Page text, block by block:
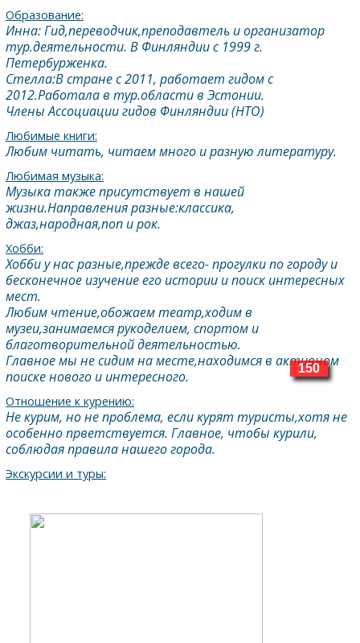
Образование:
Инна: Гид,переводчик,преподавтель и организатор
тур.деятельности. В Финляндии с 1999 г.
Петербурженка.
Стелла:В стране с 2011, работает гидом с
2012.Работала в тур.области в Эстонии.
Члены Ассоциации гидов Финляндии (HTO)
Любимые книги:
Любим читать, читаем много и разную литературу.
Любимая музыка:
Музыка также присутствует в нашей
жизни.Направления разные:классика,
джаз,народная,поп и рок.
Хобби:
Хобби у нас разные,прежде всего- прогулки по городу и
бесконечное изучение его истории и поиск интересных
мест.
Любим чтение,обожаем театр,ходим в
музеи,занимаемся рукоделием, спортом и
благотворительной деятельностью.
Главное мы не сидим на месте,находимся в активном
поиске нового и интересного.
Отношение к курению:
Не курим, но не проблема, если курят туристы,хотя не
особенно прветствуется. Главное, чтобы курили,
соблюдая правила нашего города.
Экскурсии и туры:
150